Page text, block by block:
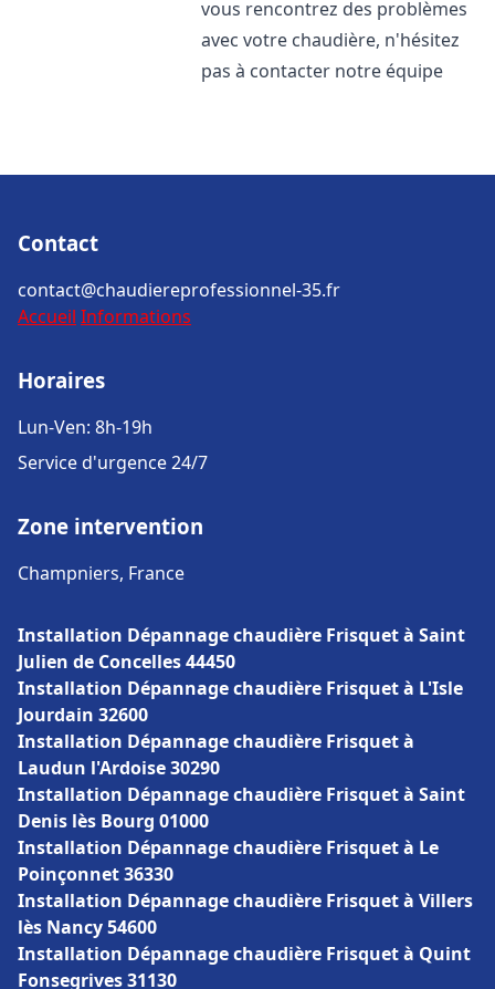
vous rencontrez des problèmes
avec votre chaudière, n'hésitez
pas à contacter notre équipe
Contact
contact@chaudiereprofessionnel-35.fr
Accueil Informations
Horaires
Lun-Ven: 8h-19h
Service d'urgence 24/7
Zone intervention
Champniers, France
Installation Dépannage chaudière Frisquet à Saint
Julien de Concelles 44450
Installation Dépannage chaudière Frisquet à L'Isle
Jourdain 32600
Installation Dépannage chaudière Frisquet à
Laudun l'Ardoise 30290
Installation Dépannage chaudière Frisquet à Saint
Denis lès Bourg 01000
Installation Dépannage chaudière Frisquet à Le
Poinçonnet 36330
Installation Dépannage chaudière Frisquet à Villers
lès Nancy 54600
Installation Dépannage chaudière Frisquet à Quint
Fonsegrives 31130